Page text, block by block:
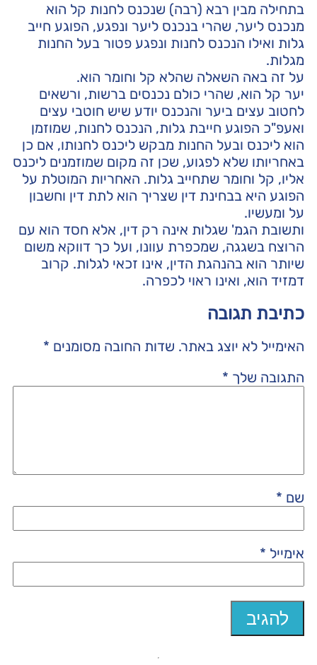
בתחילה מבין רבא (רבה) שנכנס לחנות קל הוא
מנכנס ליער, שהרי בנכנס ליער ונפגע, הפוגע חייב
גלות ואילו הנכנס לחנות ונפגע פטור בעל החנות
מגלות.
על זה באה השאלה שהלא קל וחומר הוא.
יער קל הוא, שהרי כולם נכנסים ברשות, ורשאים
לחטוב עצים ביער והנכנס יודע שיש חוטבי עצים
ואעפ"כ הפוגע חייבת גלות, הנכנס לחנות, שמוזמן
הוא ליכנס ובעל החנות מבקש ליכנס לחנותו, אם כן
באחריותו שלא לפגוע, שכן זה מקום שמוזמנים ליכנס
אליו, קל וחומר שתחייב גלות. האחריות המוטלת על
הפוגע היא בבחינת דין שצריך הוא לתת דין וחשבון
על ומעשיו.
ותשובת הגמ' שגלות אינה רק דין, אלא חסד הוא עם
הרוצח בשגגה, שמכפרת עוונו, ועל כך דווקא משום
שיותר הוא בהנהגת הדין, אינו זכאי לגלות. קרוב
דמזיד הוא, ואינו ראוי לכפרה.
כתיבת תגובה
האימייל לא יוצג באתר. שדות החובה מסומנים *
התגובה שלך *
שם *
אימייל *